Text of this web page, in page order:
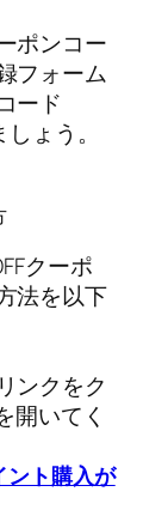
ポンコー
フォーム
ード
ょう。
クーポ
法を以下
ンクをク
開いてく
ント購入が